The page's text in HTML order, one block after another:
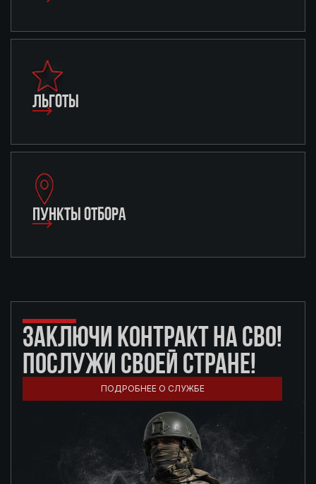
ЛЬГОТЫ
ПУНКТЫ ОТБОРА
ЗАКЛЮЧИ КОНТРАКТ НА СВО!
ПОСЛУЖИ СВОЕЙ СТРАНЕ!
ПОДРОБНЕЕ О СЛУЖБЕ